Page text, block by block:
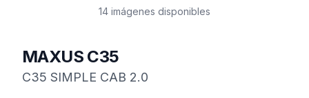
14 imágenes disponibles
MAXUS C35
C35 SIMPLE CAB 2.0